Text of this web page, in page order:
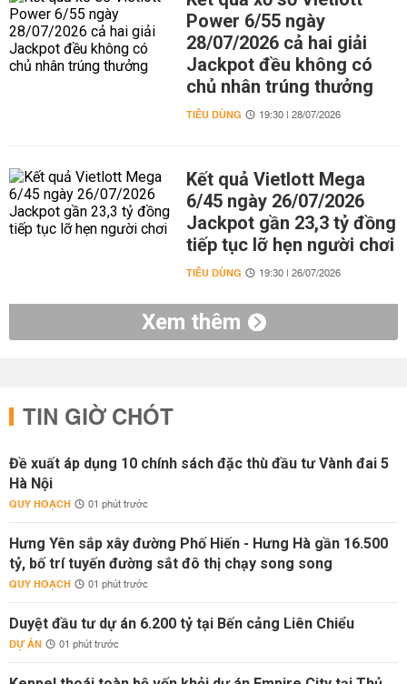
Power 6/55 ngày
28/07/2026 cả hai giải
Jackpot đều không có
chủ nhân trúng thưởng
TIÊU DÙNG 19:30 | 28/07/2026
Kết quả Vietlott Mega
6/45 ngày 26/07/2026
Jackpot gần 23,3 tỷ đồng
tiếp tục lỡ hẹn người chơi
TIÊU DÙNG 19:30 | 26/07/2026
Xem thêm
TIN GIỜ CHÓT
Đề xuất áp dụng 10 chính sách đặc thù đầu tư Vành đai 5
Hà Nội
QUY HOẠCH 01 phút trước
Hưng Yên sắp xây đường Phố Hiến - Hưng Hà gần 16.500
tỷ, bố trí tuyến đường sắt đô thị chạy song song
QUY HOẠCH 01 phút trước
Duyệt đầu tư dự án 6.200 tỷ tại Bến cảng Liên Chiểu
DỰ ÁN 01 phút trước